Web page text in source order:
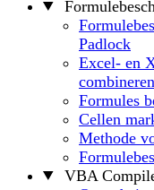
Padlock
Excel- en
combineren
Formules
Cellen
Methode
VBA